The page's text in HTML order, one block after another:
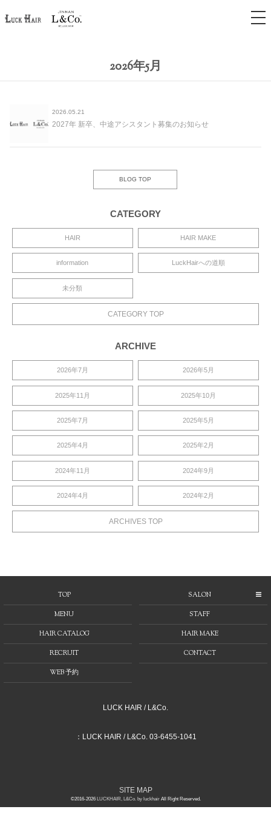
2026年5月
2026.05.21
2027年 新卒、中途アシスタント募集のお知らせ
BLOG TOP
CATEGORY
HAIR HAIR MAKE
information LuckHairへの道順
未分類
CATEGORY TOP
ARCHIVE
2026年7月 2026年5月
2025年11月 2025年10月
2025年7月 2025年5月
2025年4月 2025年2月
2024年11月 2024年9月
2024年4月 2024年2月
ARCHIVES TOP
TOP SALON
MENU STAFF
HAIR CATALOG HAIR MAKE
RECRUIT CONTACT
WEB 予約
LUCK HAIR / L&Co.
：LUCK HAIR / L&Co. 03-6455-1041
SITE MAP
©2016-2026 LUCKHAIR, L&Co. by luckhairAll Right Reserved.